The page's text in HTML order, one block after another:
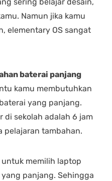
Namun jika kamu
elementary OS sangat
baterai panjang
kamu membutuhkan
yang panjang.
di sekolah adalah 6 jam
pelajaran tambahan.
memilih laptop
panjang. Sehingga